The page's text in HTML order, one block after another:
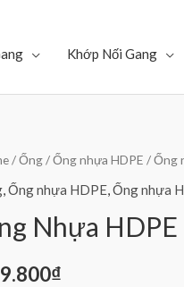
Khớp Nối Gang
/Ống/Ống nhựa HDPE /Ống
,Ống nhựa HDPE,Ống nhựa
Nhựa
₫